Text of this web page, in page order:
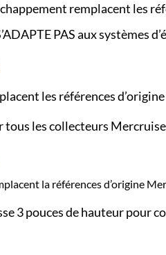
remplacent les
PAS aux systèmes
les références
les collecteurs
la références d’origine
3 pouces de hauteur pour